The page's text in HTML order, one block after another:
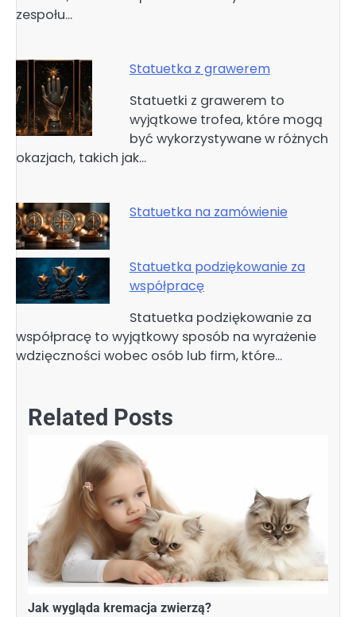
zespołu…
Statuetka z grawerem
Statuetki z grawerem to
wyjątkowe trofea, które mogą
być wykorzystywane w różnych
okazjach, takich jak…
Statuetka na zamówienie
Statuetka podziękowanie za
współpracę
Statuetka podziękowanie za
współpracę to wyjątkowy sposób na wyrażenie
wdzięczności wobec osób lub firm, które…
Related Posts
Jak wygląda kremacja zwierzą?